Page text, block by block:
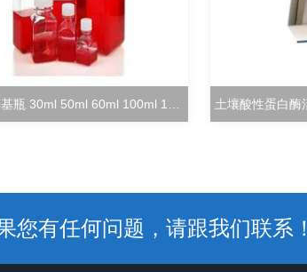
您有任何问题，请跟我们联系！